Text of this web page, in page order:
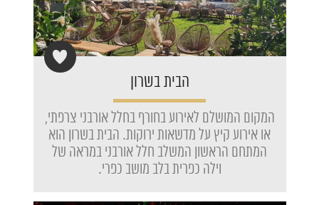
הבית בשרון
המקום המושלם לאירוע בחורף בחלל אורבני צרפתי,
או אירוע קיץ על מדשאות ירוקות. הבית בשרון הוא
המתחם הראשון המשלב חלל אורבני במראה של
וילה כפרית בלב מושב כפרי.